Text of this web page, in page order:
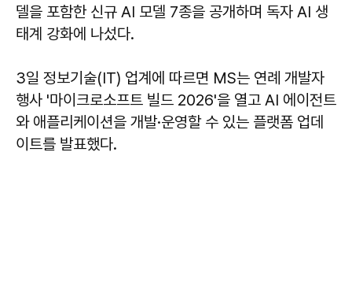
델을 포함한 신규 AI 모델 7종을 공개하며 독자 AI 생
태계 강화에 나섰다.
3일 정보기술(IT) 업계에 따르면 MS는 연례 개발자
행사 '마이크로소프트 빌드 2026'을 열고 AI 에이전트
와 애플리케이션을 개발·운영할 수 있는 플랫폼 업데
이트를 발표했다.